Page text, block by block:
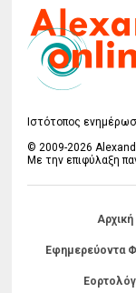
Ιστότοπος
© 2009-2026
Με την επιφύλαξη
Αρχική
Εφημερεύοντα